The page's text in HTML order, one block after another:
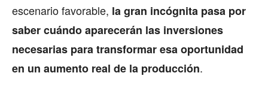
escenario favorable, la gran incógnita pasa por
saber cuándo aparecerán las inversiones
necesarias para transformar esa oportunidad
en un aumento real de la producción.